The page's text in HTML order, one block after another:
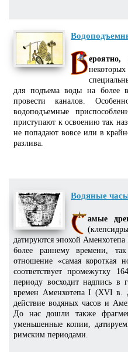
для подъема воды на более
провести каналов.
водоподъемные
приступают к освоению так
не попадают вовсе или в
разлива.
Водяные
амые
датируются эпохой
более раннему времени,
отношение «самая короткая
соответствует промежутку
периоду восходит надпись в
времен Аменхотепа I (XVI в.
действие водяных часов и
До нас дошли также
уменьшенные копии,
римским периодами.